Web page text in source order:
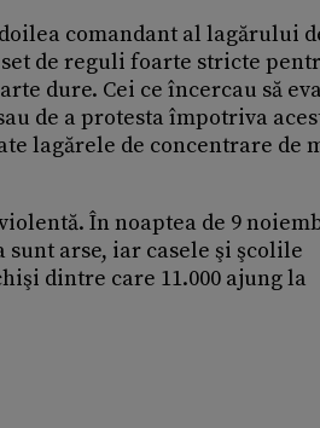
comandant al lagărului
de reguli foarte stricte
dure. Cei ce încercau să
de a protesta împotriva
lagărele de concentrare de
În noaptea de 9
sunt arse, iar casele şi şcolile
dintre care 11.000 ajung la